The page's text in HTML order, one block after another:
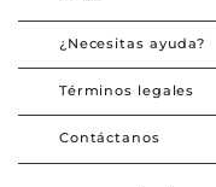
¿Necesitas ayuda?
Términos legales
Contáctanos